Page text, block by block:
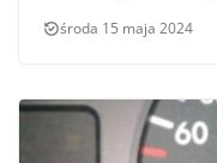
środa 15 maja 2024